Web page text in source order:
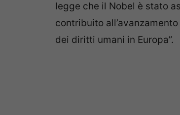
legge che il Nobel è stato
contribuito
dei diritti umani in Europa”.